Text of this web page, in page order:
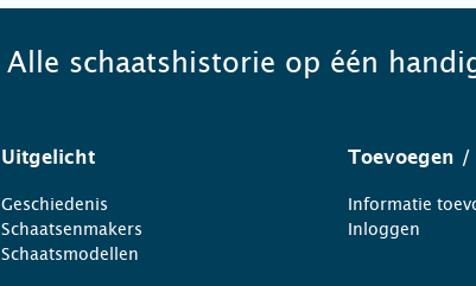
Alle schaatshistorie op één
Uitgelicht
Geschiedenis
Schaatsenmakers
Schaatsmodellen
Toevoegen /
Informatie
Inloggen